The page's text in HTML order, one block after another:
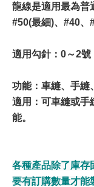
龍線是適用最為普
#50(最細)、#40、
適用勾針：0～2號
功能：車縫、手縫
適用：可車縫或手
能。
各種產品除了庫存
要有訂購數量才能